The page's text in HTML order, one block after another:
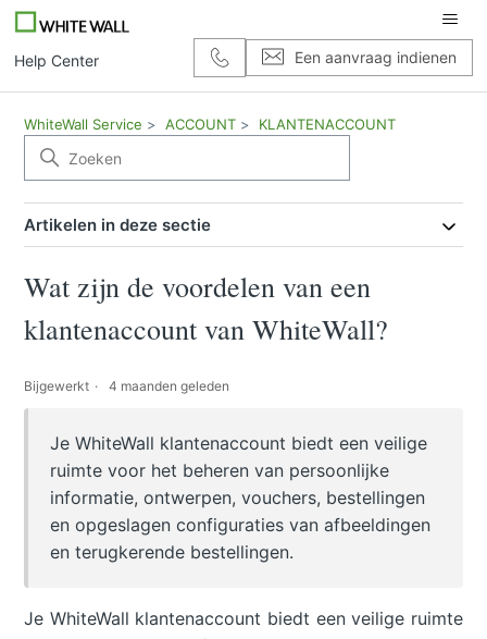
Help Center Een aanvraag indienen
WhiteWall Service ACCOUNT KLANTENACCOUNT
Artikelen in deze sectie
Wat zijn de voordelen van een
klantenaccount van WhiteWall?
Bijgewerkt 4 maanden geleden
Je WhiteWall klantenaccount biedt een veilige
ruimte voor het beheren van persoonlijke
informatie, ontwerpen, vouchers, bestellingen
en opgeslagen configuraties van afbeeldingen
en terugkerende bestellingen.
Je WhiteWall klantenaccount biedt een veilige ruimte